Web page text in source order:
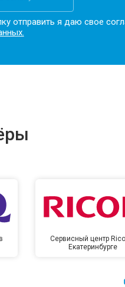
отправить я даю свое
Сервисный центр
Екатеринбурге